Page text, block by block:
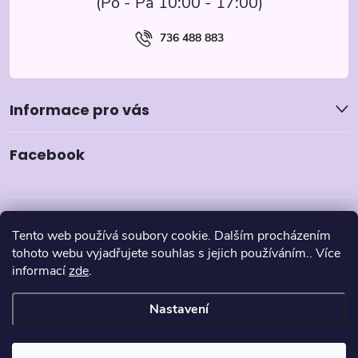
Tento web používá soubory cookie. Dalším procházením
tohoto webu vyjadřujete souhlas s jejich používáním.. Více
informacízde.
Nastavení
736 488 883
Informace pro vás
Facebook
Copyright 2026Pyzamka.cz. Všechna práva vyhrazena.